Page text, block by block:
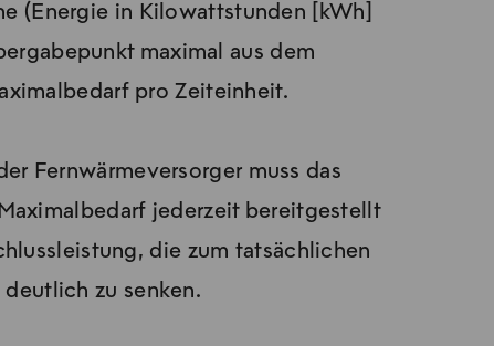
(Energie in Kilowattstunden [kWh]
maximal aus dem
pro Zeiteinheit.
Fernwärmeversorger muss das
jederzeit bereitgestellt
die zum tatsächlichen
zu senken.